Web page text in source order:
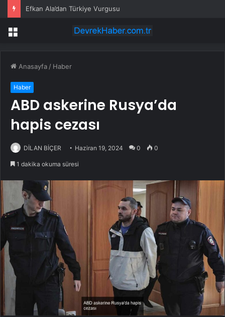
Efkan Ala’dan Türkiye Vurgusu
Menü
Anasayfa / Haber
Haber
ABD askerine Rusya’da
hapis cezası
DİLAN BİÇER Haziran 19, 2024 0 0
1 dakika okuma süresi